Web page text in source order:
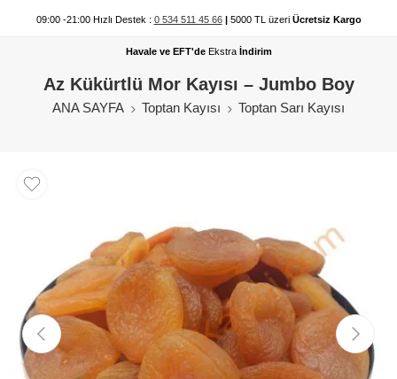
09:00 -21:00 Hızlı Destek : 0 534 511 45 66 |5000 TL üzeri Ücretsiz Kargo
Havale ve EFT'de Ekstraİndirim
Az Kükürtlü Mor Kayısı – Jumbo Boy
ANA SAYFA Toptan Kayısı Toptan Sarı Kayısı